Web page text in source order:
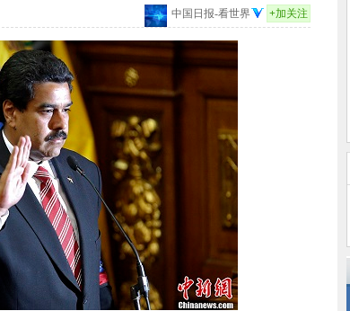
中国日报-看世界
+加关注